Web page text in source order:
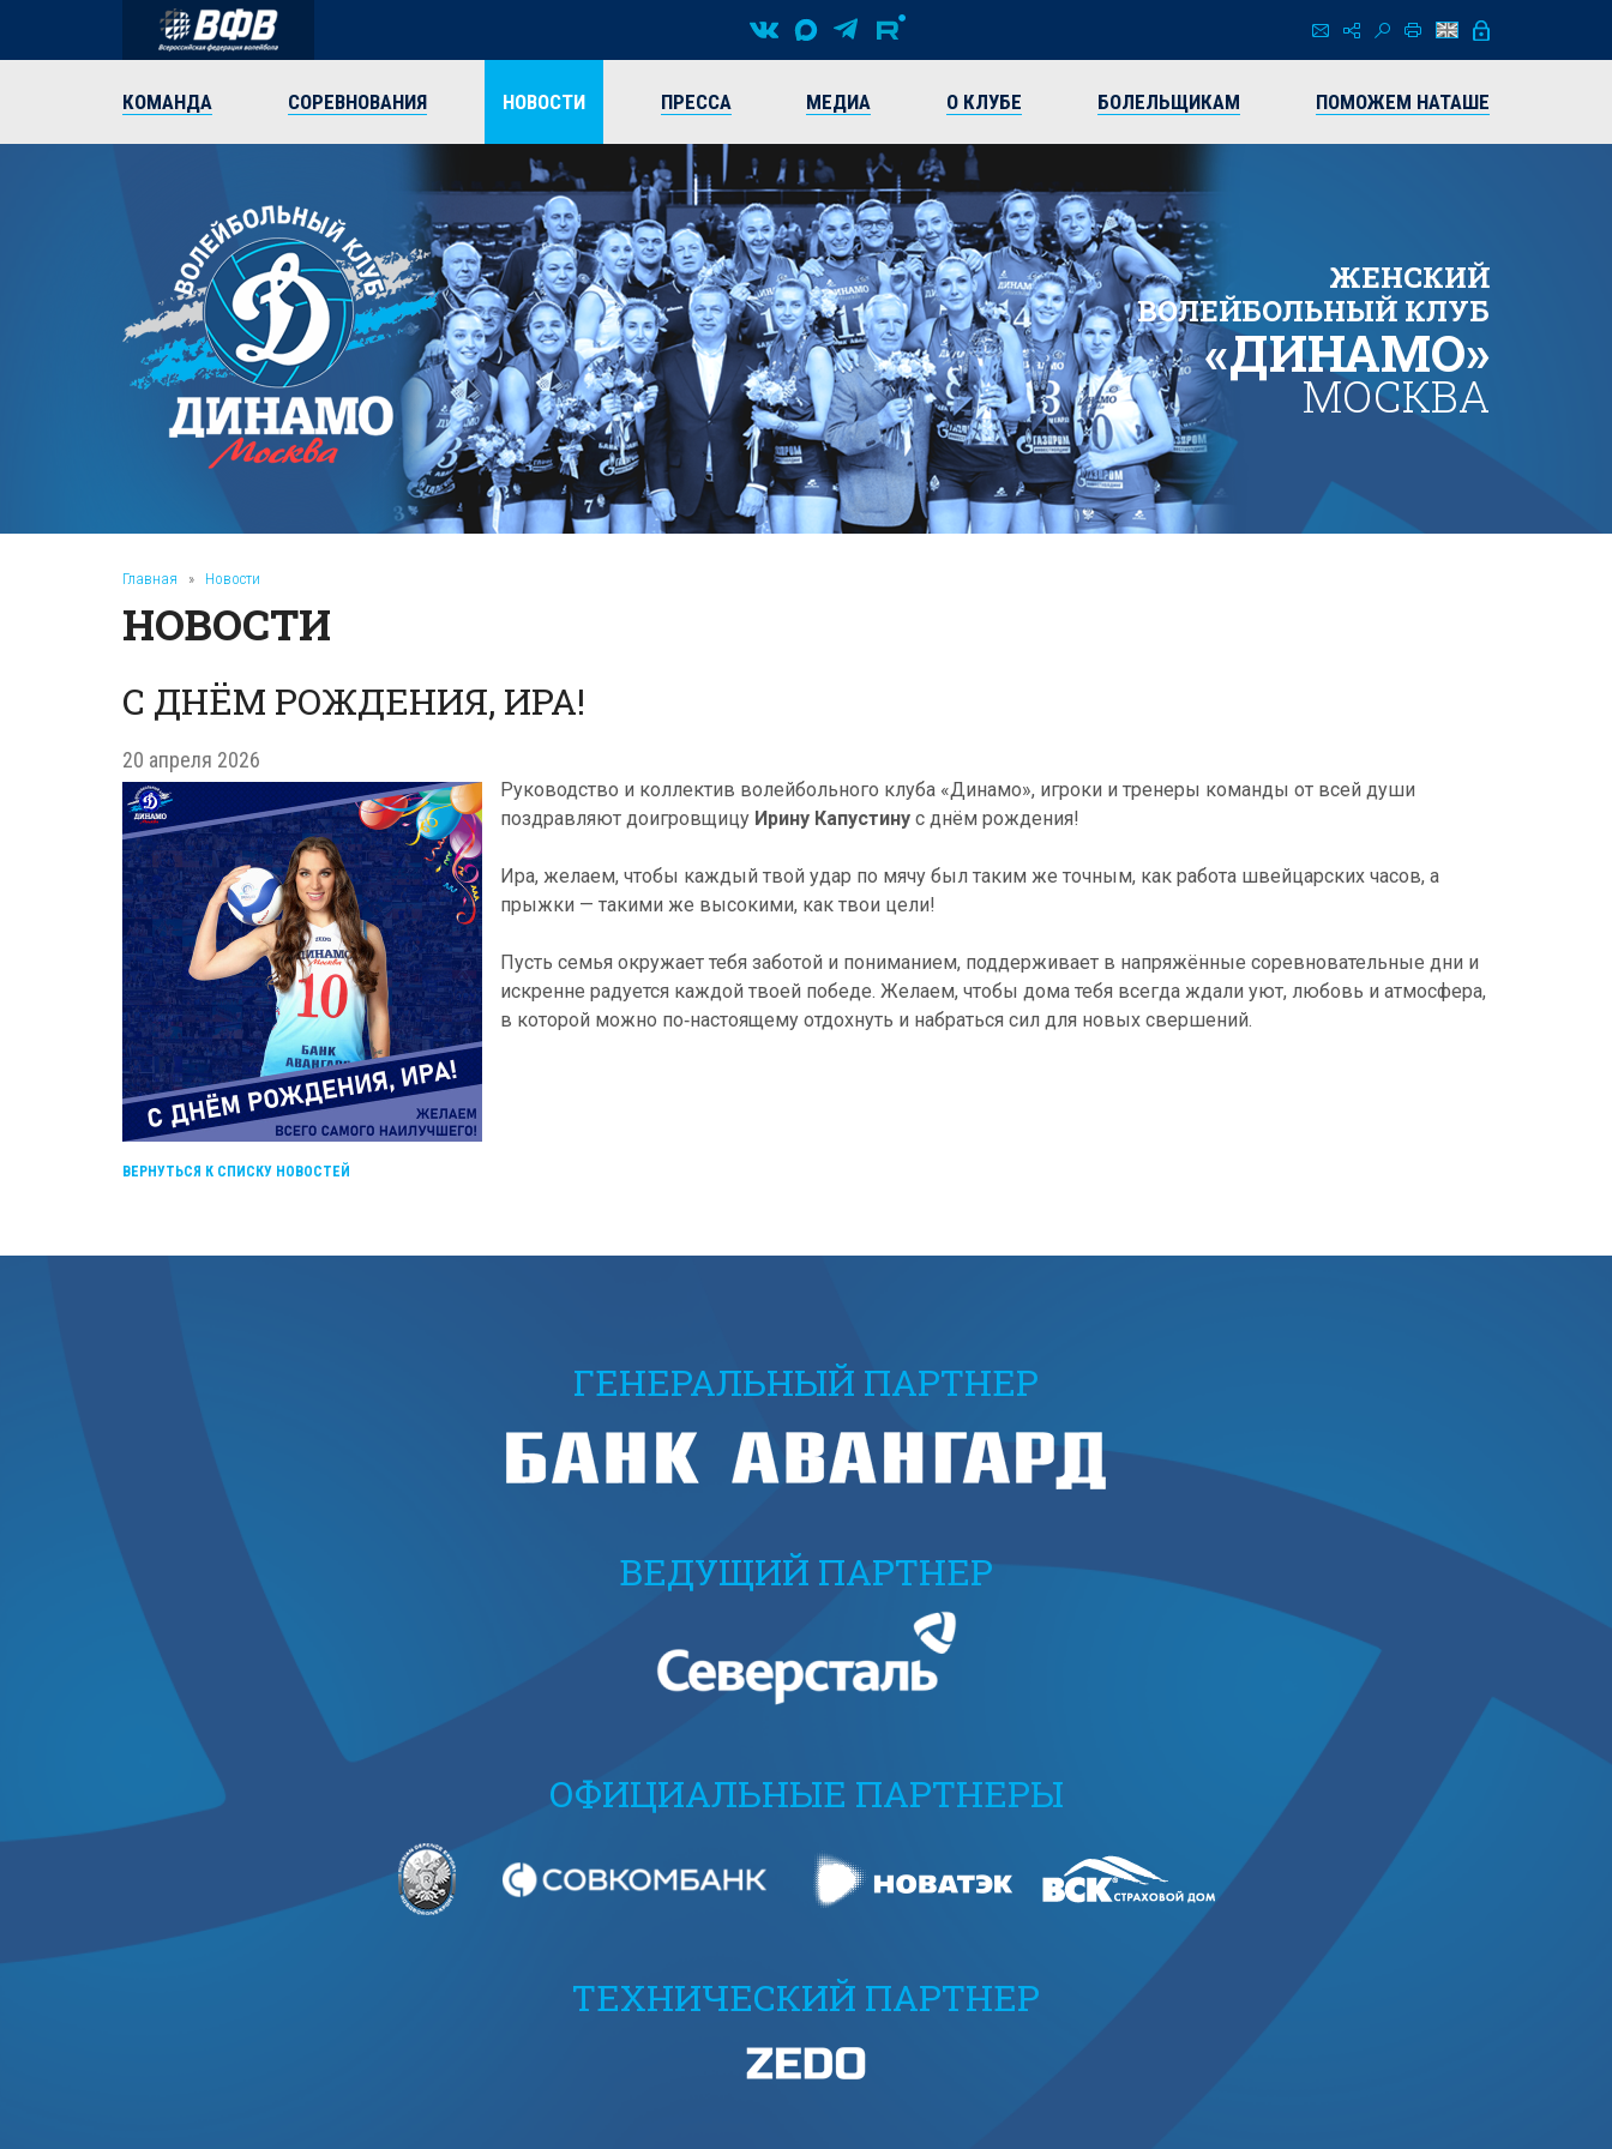
КОМАНДА СОРЕВНОВАНИЯ НОВОСТИ ПРЕССА МЕДИА О КЛУБЕ БОЛЕЛЬЩИКАМ ПОМОЖЕМ НАТАШЕ
ЖЕНСКИЙ
ВОЛЕЙБОЛЬНЫЙ КЛУБ
«ДИНАМО»
МОСКВА
Главная » Новости
НОВОСТИ
С ДНЁМ РОЖДЕНИЯ, ИРА!
20 апреля 2026
Руководство и коллектив волейбольного клуба «Динамо», игроки и тренеры команды от всей души
поздравляют доигровщицу Ирину Капустину с днём рождения!
Ира, желаем, чтобы каждый твой удар по мячу был таким же точным, как работа швейцарских часов, а
прыжки — такими же высокими, как твои цели!
Пусть семья окружает тебя заботой и пониманием, поддерживает в напряжённые соревновательные дни и
искренне радуется каждой твоей победе. Желаем, чтобы дома тебя всегда ждали уют, любовь и атмосфера,
в которой можно по‑настоящему отдохнуть и набраться сил для новых свершений.
ВЕРНУТЬСЯ К СПИСКУ НОВОСТЕЙ
ГЕНЕРАЛЬНЫЙ ПАРТНЕР
ВЕДУЩИЙ ПАРТНЕР
ОФИЦИАЛЬНЫЕ ПАРТНЕРЫ
ТЕХНИЧЕСКИЙ ПАРТНЕР